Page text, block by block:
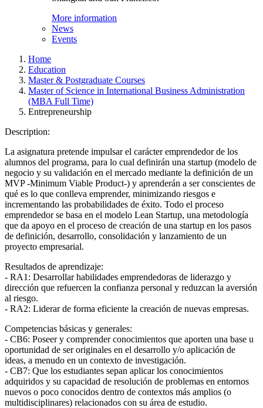
More information
News
Events
Home
Education
Master & Postgraduate Courses
Master of Science in International Business Administration
(MBA Full Time)
Entrepreneurship
Description:
La asignatura pretende impulsar el carácter emprendedor de los
alumnos del programa, para lo cual definirán una startup (modelo de
negocio y su validación en el mercado mediante la definición de un
MVP -Minimum Viable Product-) y aprenderán a ser conscientes de
qué es lo que conlleva emprender, minimizando riesgos e
incrementando las probabilidades de éxito. Todo el proceso
emprendedor se basa en el modelo Lean Startup, una metodología
que da apoyo en el proceso de creación de una startup en los pasos
de definición, desarrollo, consolidación y lanzamiento de un
proyecto empresarial.
Resultados de aprendizaje:
- RA1: Desarrollar habilidades emprendedoras de liderazgo y
dirección que refuercen la confianza personal y reduzcan la aversión
al riesgo.
- RA2: Liderar de forma eficiente la creación de nuevas empresas.
Competencias básicas y generales:
- CB6: Poseer y comprender conocimientos que aporten una base u
oportunidad de ser originales en el desarrollo y/o aplicación de
ideas, a menudo en un contexto de investigación.
- CB7: Que los estudiantes sepan aplicar los conocimientos
adquiridos y su capacidad de resolución de problemas en entornos
nuevos o poco conocidos dentro de contextos más amplios (o
multidisciplinares) relacionados con su área de estudio.